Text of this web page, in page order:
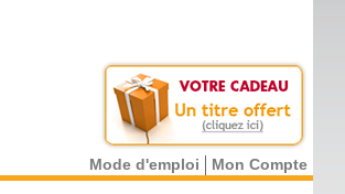
Mode d'emploi Mon Compte